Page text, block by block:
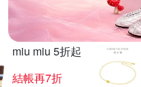
miu miu 5折起
結帳再7折